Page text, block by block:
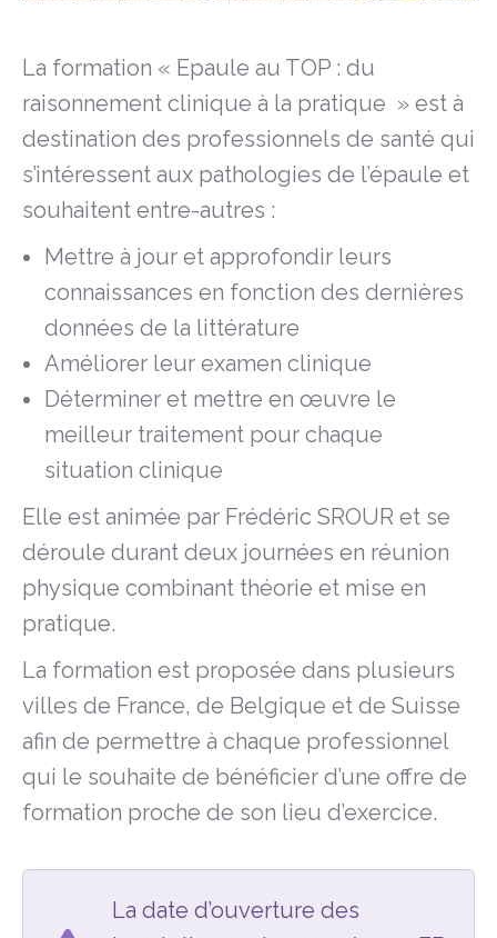
La formation « Epaule au TOP : du
raisonnement clinique à la pratique » est à
destination des professionnels de santé qui
s’intéressent aux pathologies de l’épaule et
souhaitent entre-autres :
Mettre à jour et approfondir leurs
connaissances en fonction des dernières
données de la littérature
Améliorer leur examen clinique
Déterminer et mettre en œuvre le
meilleur traitement pour chaque
situation clinique
Elle est animée par Frédéric SROUR et se
déroule durant deux journées en réunion
physique combinant théorie et mise en
pratique.
La formation est proposée dans plusieurs
villes de France, de Belgique et de Suisse
afin de permettre à chaque professionnel
qui le souhaite de bénéficier d’une offre de
formation proche de son lieu d’exercice.
La date d’ouverture des